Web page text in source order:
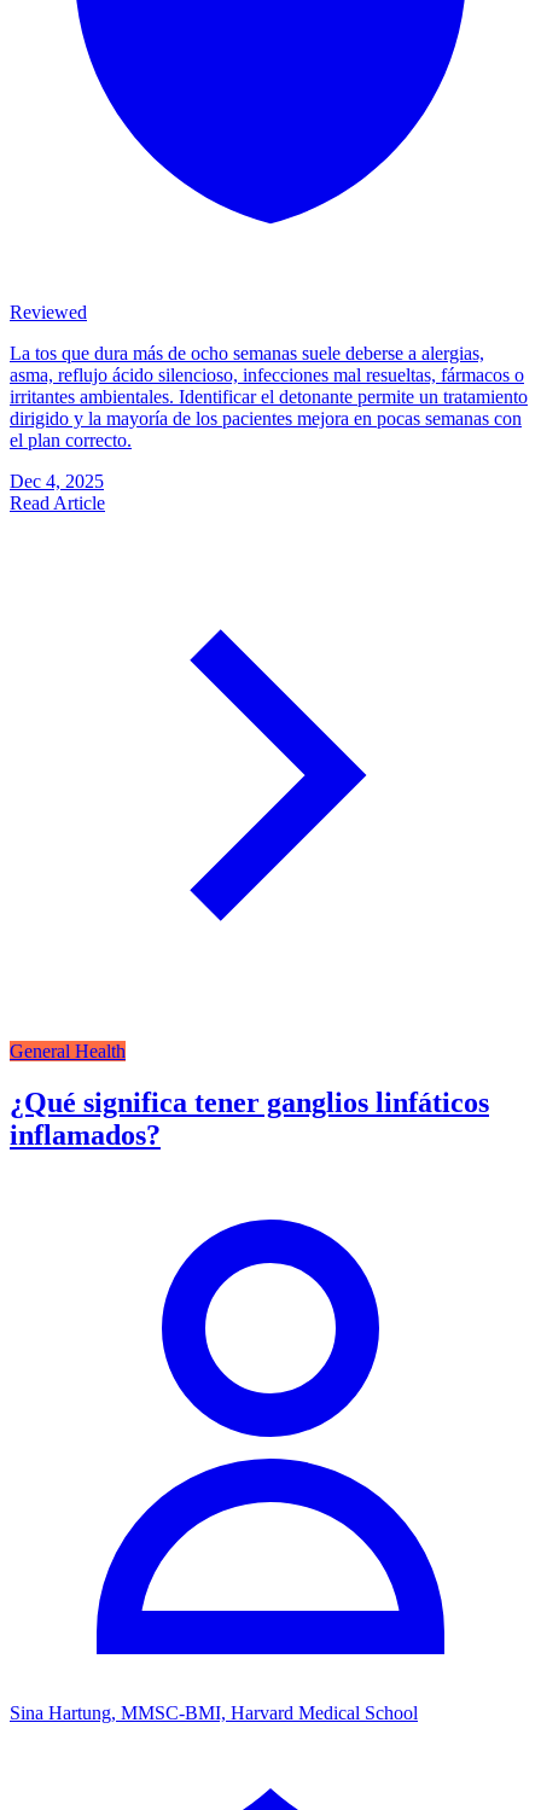
Reviewed
La tos que dura más de ocho semanas suele deberse a alergias,
asma, reflujo ácido silencioso, infecciones mal resueltas, fármacos o
irritantes ambientales. Identificar el detonante permite un tratamiento
dirigido y la mayoría de los pacientes mejora en pocas semanas con
el plan correcto.
Dec 4, 2025
Read Article
General Health
¿Qué significa tener ganglios linfáticos
inflamados?
Sina Hartung, MMSC-BMI, Harvard Medical School